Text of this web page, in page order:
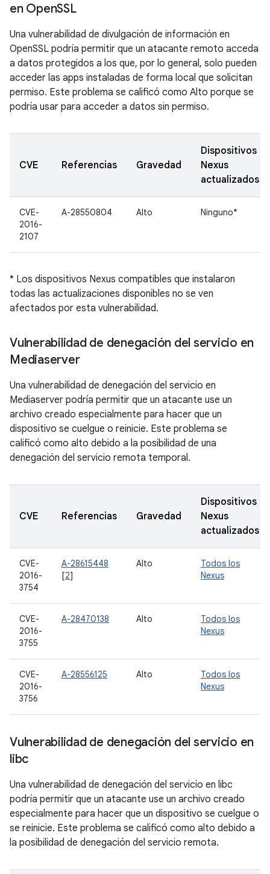
en OpenSSL
Una vulnerabilidad de divulgación de información en
OpenSSL podría permitir que un atacante remoto acceda
a datos protegidos a los que, por lo general, solo pueden
acceder las apps instaladas de forma local que solicitan
permiso. Este problema se calificó como Alto porque se
podría usar para acceder a datos sin permiso.
CVE Referencias Gravedad
Dispositivos
Nexus
actualizados
CVE-
2016-
2107
A-28550804 Alto Ninguno*
* Los dispositivos Nexus compatibles que instalaron
todas las actualizaciones disponibles no se ven
afectados por esta vulnerabilidad.
Vulnerabilidad de denegación del servicio en
Mediaserver
Una vulnerabilidad de denegación del servicio en
Mediaserver podría permitir que un atacante use un
archivo creado especialmente para hacer que un
dispositivo se cuelgue o reinicie. Este problema se
calificó como alto debido a la posibilidad de una
denegación del servicio remota temporal.
CVE Referencias Gravedad
Dispositivos
Nexus
actualizados
CVE-
2016-
3754
A-28615448
[2]
Alto
Todos los
Nexus
CVE-
2016-
3755
A-28470138 Alto
Todos los
Nexus
CVE-
2016-
3756
A-28556125 Alto
Todos los
Nexus
Vulnerabilidad de denegación del servicio en
libc
Una vulnerabilidad de denegación del servicio en libc
podría permitir que un atacante use un archivo creado
especialmente para hacer que un dispositivo se cuelgue o
se reinicie. Este problema se calificó como alto debido a
la posibilidad de denegación del servicio remota.